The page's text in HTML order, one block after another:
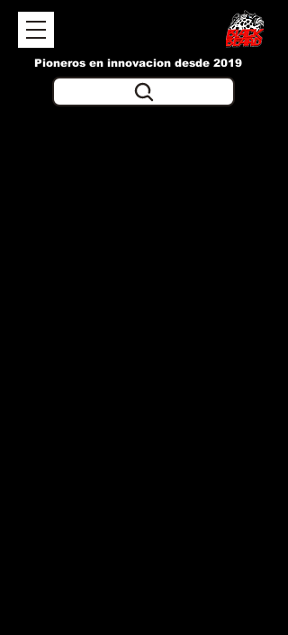
Pioneros en innovacion desde 2019